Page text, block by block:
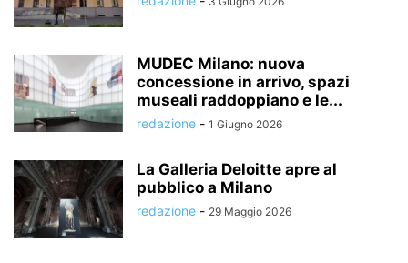
MUDEC Milano: nuova
concessione in arrivo, spazi
museali raddoppiano e le...
redazione - 1 Giugno 2026
La Galleria Deloitte apre al
pubblico a Milano
redazione - 29 Maggio 2026